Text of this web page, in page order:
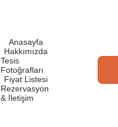
Anasayfa
Hakkımızda
Tesis
Fotoğrafları
Fiyat Listesi
Rezervasyon
& İletişim